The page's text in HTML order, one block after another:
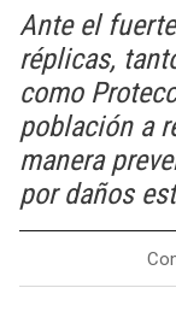
Ante el
réplicas,
como
población a
manera
por daños